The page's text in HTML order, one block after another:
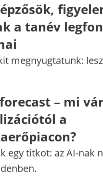
a tanév
megnyugtatunk:
– mi
a
egy titkot: az AI-nak